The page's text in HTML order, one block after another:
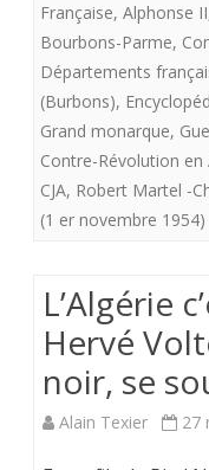
Française, Alphonse II
Bourbons-Parme,
Départements
(Burbons),
Grand monarque,
Contre-Révolution en
CJA, Robert Martel -
(1 er novembre 1954)
L’Algérie
Hervé
noir, se
Alain Texier 27